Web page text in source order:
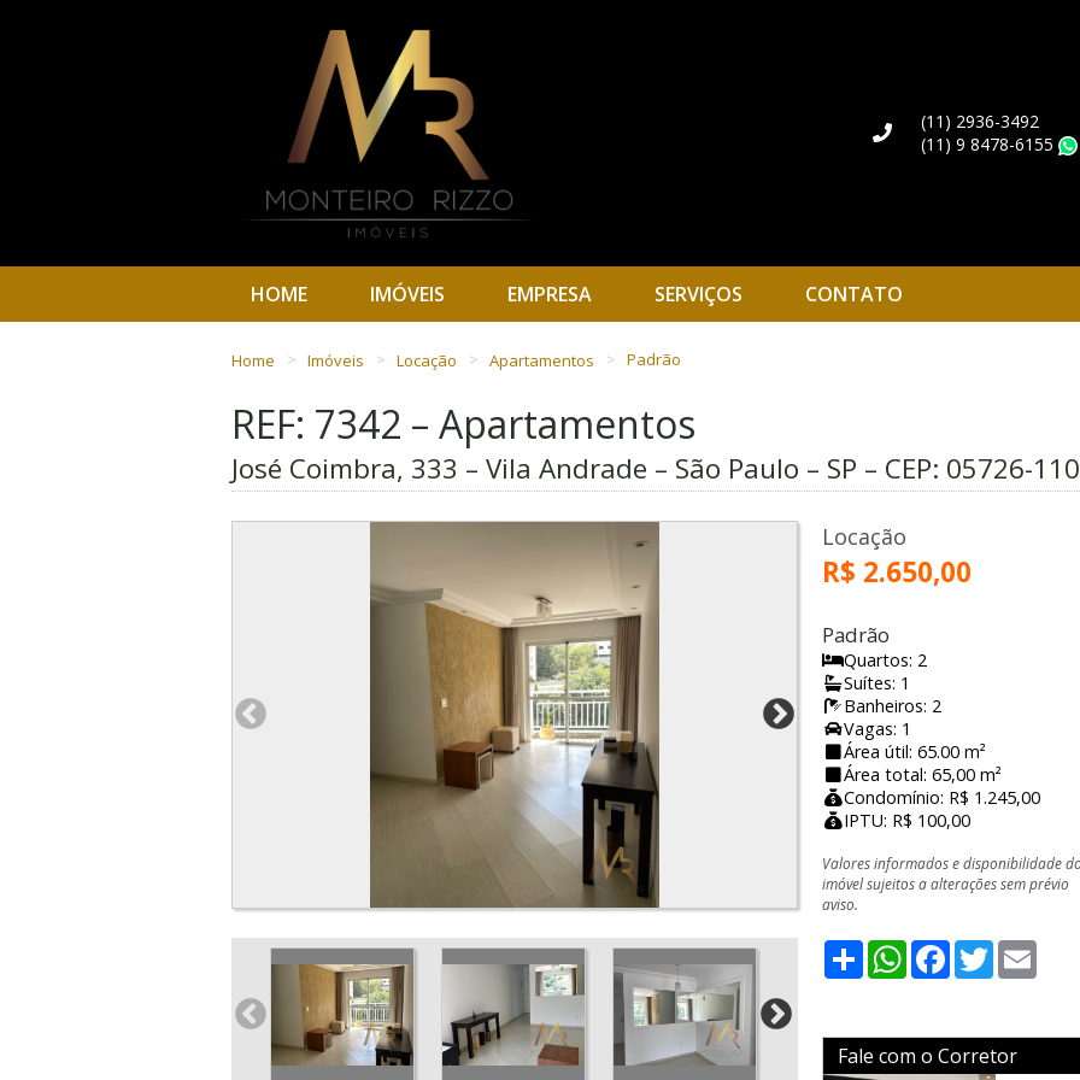
(11) 2936-3492
(11) 9 8478-6155
HOME IMÓVEIS EMPRESA SERVIÇOS CONTATO
Home Imóveis Locação Apartamentos Padrão
REF: 7342 – Apartamentos
José Coimbra, 333 – Vila Andrade – São Paulo – SP – CEP: 05726-110
Locação
R$ 2.650,00
Padrão
Quartos: 2
Suítes: 1
Banheiros: 2
Vagas: 1
Área útil: 65.00 m²
Área total: 65,00 m²
Condomínio: R$ 1.245,00
IPTU: R$ 100,00
Valores informados e disponibilidade
imóvel sujeitos a alterações sem prévio
aviso.
ShareWhatsApp
Facebook
Twitter
Fale com o Corretor